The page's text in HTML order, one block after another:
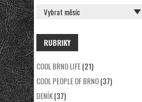
RUBRIKY
COOL BRNO LIFE(21)
COOL PEOPLE OF BRNO(37)
DENÍK(37)